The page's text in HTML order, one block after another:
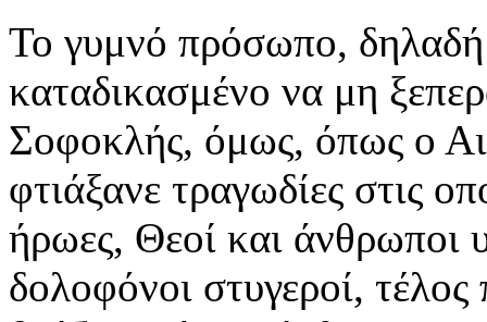
Το γυμνό πρόσωπο, δηλαδή
καταδικασμένο να μη
Σοφοκλής, όμως, όπως ο
φτιάξανε τραγωδίες στις
ήρωες, Θεοί και άνθρωποι
δολοφόνοι στυγεροί,